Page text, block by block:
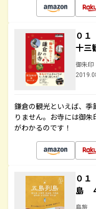
０
十三
御朱印
鎌倉の観光といえば、
りません。お寺には御
がわかるのです！
０
島
島旅